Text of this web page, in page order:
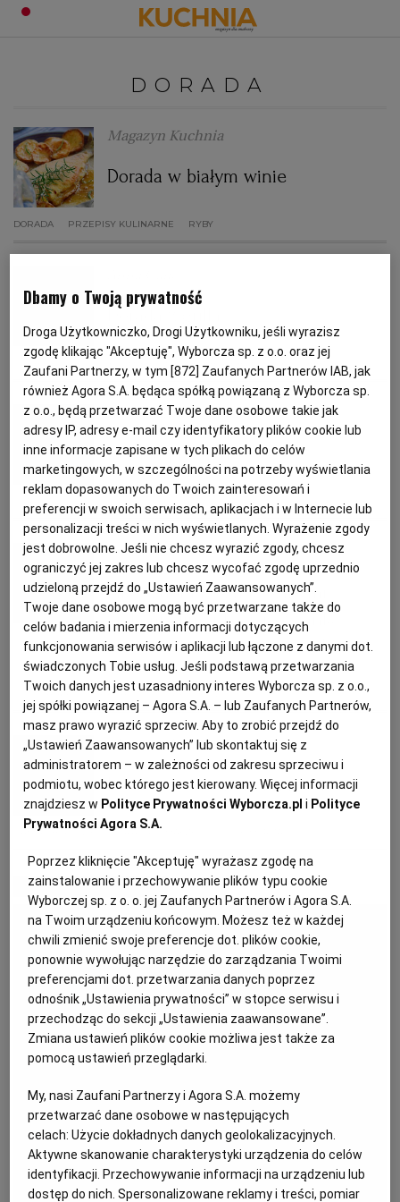
OBIADY
KOLACJE
ZUPY
CIASTA
NAPOJE
SAŁATKI
MAKARONY
DRÓB
MIĘSA
RYBY
PRZEKĄSKI
DOMOWE PRZETWORY
SOST, DIPY I INNE DODATKI
HALLOWEEN
BOŻE NARODZENIE
WIELKANOC
WALENTYNKI
DOMOWE PRZYJĘCIE
GRILL
KUCHNIE ŚWIATA
KUCHNIA WŁOSKA
KUCHNIA AFRYKAŃSKA
KUCHNIA JAPOŃSKA
KUCHNIA CHIŃSKA
KUCHNIA TAJSKA
KUCHNIA GRECKA
KUCHNIA PORTUGALSKA
KUCHNIA FRANCUSKA
KUCHNIA AMERYKAŃSKA
KUCHNIA POLSKA
KUCHNIA MEKSYKAŃSKA
KUCHNIA INDYJSKA
KUCHNIA HISZPAŃSKA
KUCHNIA NIEMIECKA
DANIA SEZONOWE
SZKOŁA GOTOWANIA
PORADY
ZAKUPY
SPRZĘT KUCHENNY
ZDROWA DIETA
DIETA
FIT PRZEPISY
WEGE
WEGAN
BEZ GLUTENU
DO POCZYTANIA
PODRÓŻE KULINARNE
HISTORIE KULINARNE
FELIETONY KULINARNE
KSIĄŻKI KULINARNE
SZEF KUCHNI
NASZE SERWISY
SERWISY LOKALNE
BIAŁYSTOK
BIELSKO-BIAŁA
BYDGOSZCZ
CZĘSTOCHOWA
ELBLĄG
GORZÓW WIELKOPOLSKI
KALISZ
KATOWICE
KIELCE
KOSZALIN
KRAKÓW
WYBORCZA.PL
MAGAZYNY
DUŻY FORMAT
WOLNA SOBOTA
ALE HISTORIA
WYBORCZA TV I VOD
TYLKO ZDROWIE
KSIĄŻKI. MAGAZYN DO CZYTANIA
NASZA EUROPA
SŁÓWKA. MAGAZYN O JĘZYKU
WYBORCZA CLASSIC
WYBORCZA.BIZ
WYSOKIE OBCASY
JUTRONAUCI
ARCHIWUM
INNE SERWISY
GAZETA.PL
TOK FM
SPORT.PL
Zaloguj się
DORADA
Magazyn Kuchnia
Dorada w białym winie
DORADA PRZEPISY KULINARNE RYBY
Dorada z grilla
DORADA GRILL KUCHNIA CHORWACKA PRZEPISY KULINARNE
Anna Gaik
Dorada pieczona
DORADA OBIAD PRZEPISY KULINARNE RYBY
Ewa Olejniczak
Filet z dorady z mieszanymi
ziołami i limonką. Cisowianka.
Gotujmy zdrowy - mniej soli
CISOWIANKA DORADA GOTUJMY ZDROWO
Magazyn Kuchnia
Ryby i owoce morza na ostro
DANIA OBIADOWE DORADA
MATERIAŁ PROMOCYJNY
Dbamy o Twoją prywatność
Droga Użytkowniczko, Drogi Użytkowniku, jeśli wyrazisz
zgodę klikając "Akceptuję", Wyborcza sp. z o.o. oraz jej
Zaufani Partnerzy, w tym [872] Zaufanych Partnerów IAB, jak
również Agora S.A. będąca spółką powiązaną z Wyborcza sp.
z o.o., będą przetwarzać Twoje dane osobowe takie jak
adresy IP, adresy e-mail czy identyfikatory plików cookie lub
inne informacje zapisane w tych plikach do celów
marketingowych, w szczególności na potrzeby wyświetlania
reklam dopasowanych do Twoich zainteresowań i
preferencji w swoich serwisach, aplikacjach i w Internecie lub
personalizacji treści w nich wyświetlanych. Wyrażenie zgody
jest dobrowolne. Jeśli nie chcesz wyrazić zgody, chcesz
ograniczyć jej zakres lub chcesz wycofać zgodę uprzednio
udzieloną przejdź do „Ustawień Zaawansowanych”.
Twoje dane osobowe mogą być przetwarzane także do
celów badania i mierzenia informacji dotyczących
funkcjonowania serwisów i aplikacji lub łączone z danymi dot.
świadczonych Tobie usług. Jeśli podstawą przetwarzania
Twoich danych jest uzasadniony interes Wyborcza sp. z o.o.,
jej spółki powiązanej – Agora S.A. – lub Zaufanych Partnerów,
masz prawo wyrazić sprzeciw. Aby to zrobić przejdź do
„Ustawień Zaawansowanych” lub skontaktuj się z
administratorem – w zależności od zakresu sprzeciwu i
podmiotu, wobec którego jest kierowany. Więcej informacji
znajdziesz w Polityce Prywatności Wyborcza.pl i Polityce
Prywatności Agora S.A.
Poprzez kliknięcie "Akceptuję" wyrażasz zgodę na
zainstalowanie i przechowywanie plików typu cookie
Wyborczej sp. z o. o. jej Zaufanych Partnerów i Agora S.A.
na Twoim urządzeniu końcowym. Możesz też w każdej
chwili zmienić swoje preferencje dot. plików cookie,
ponownie wywołując narzędzie do zarządzania Twoimi
preferencjami dot. przetwarzania danych poprzez
odnośnik „Ustawienia prywatności” w stopce serwisu i
przechodząc do sekcji „Ustawienia zaawansowane”.
Zmiana ustawień plików cookie możliwa jest także za
pomocą ustawień przeglądarki.
My, nasi Zaufani Partnerzy i Agora S.A. możemy
przetwarzać dane osobowe w następujących
celach:Użycie dokładnych danych geolokalizacyjnych.
Aktywne skanowanie charakterystyki urządzenia do celów
identyfikacji. Przechowywanie informacji na urządzeniu lub
dostęp do nich. Spersonalizowane reklamy i treści, pomiar